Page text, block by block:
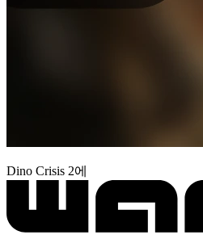
Dino Crisis 2에